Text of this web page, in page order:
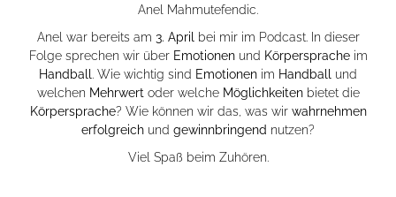
Anel Mahmutefendic.
Anel war bereits am 3. April
bei mir im Podcast. In dieser
Folge sprechen wir über Emotionenund Körperspracheim
Handball . Wie wichtig sind Emotionen im Handball
und
welchen Mehrwert oder welche Möglichkeitenbietet die
Körpersprache? Wie können wir das, was wir wahrnehmen
erfolgreich und gewinnbringend nutzen?
Viel Spaß beim Zuhören.